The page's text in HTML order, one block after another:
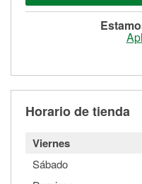
Horario de tienda
Viernes
Sábado